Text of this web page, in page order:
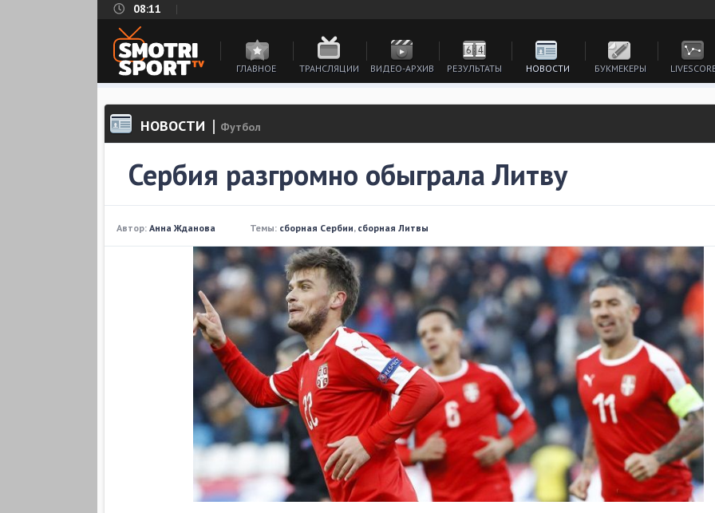
08:11
ГЛАВНОЕ ТРАНСЛЯЦИИ ВИДЕО-АРХИВ РЕЗУЛЬТАТЫ НОВОСТИ БУКМЕКЕРЫ
НОВОСТИ Футбол
Сербия разгромно обыграла Литву
Автор: Анна Жданова Темы: сборная Сербии, сборная Литвы